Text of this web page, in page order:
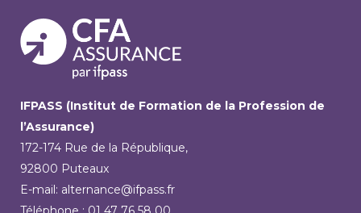
IFPASS (Institut de Formation de la Profession de
l’Assurance)
172-174 Rue de la République,
92800 Puteaux
E-mail: alternance@ifpass.fr